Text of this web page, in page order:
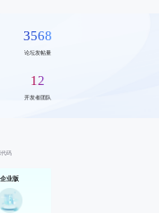
3568
论坛发帖量
12
开发者团队
代码
企业版